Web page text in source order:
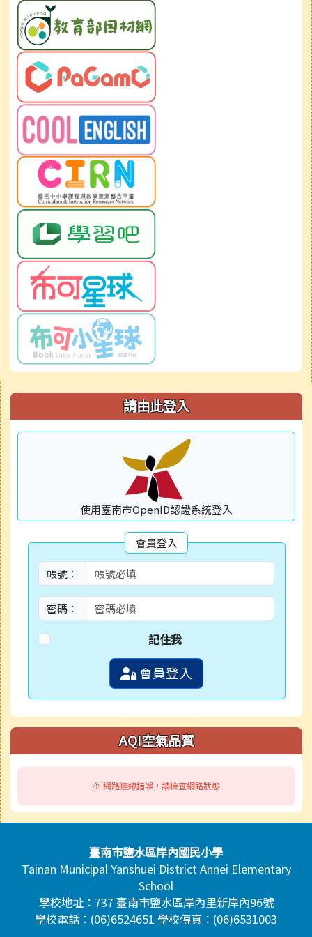
右邊區域內容 請由此登入
使用臺南市OpenID認證系統登入
會員登入
帳號：
密碼：
記住我
會員登入
AQI空氣品質
⚠️ 網路連線錯誤，請檢查網路狀態
頁尾區域內容臺南市鹽水區岸內國民小學
Tainan Municipal Yanshuei District Annei Elementary
School
學校地址：737 臺南市鹽水區岸內里新岸內96號
學校電話：(06)6524651 學校傳真：(06)6531003